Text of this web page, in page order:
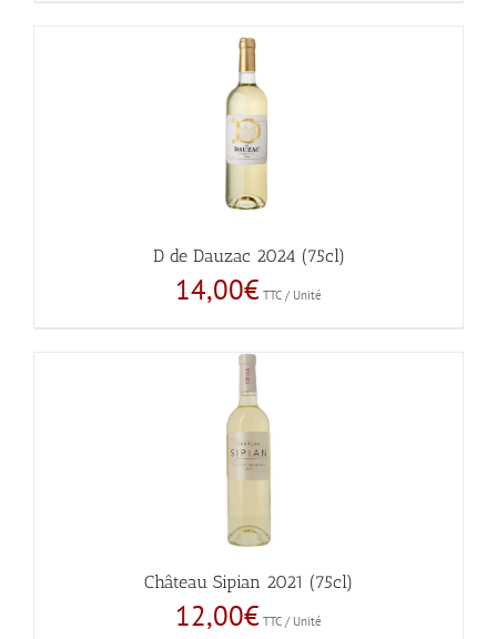
D de Dauzac 2024 (75cl)
14,00€ TTC / Unité
Château Sipian 2021 (75cl)
12,00€ TTC / Unité